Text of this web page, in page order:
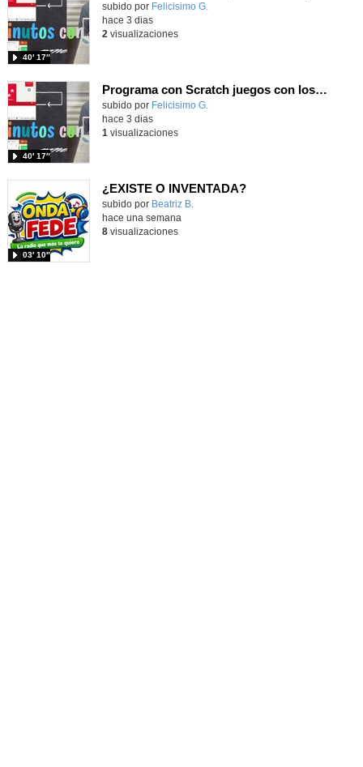
Contenido educativo.
subido por Felicisimo G.
40′ 17″
hace 3 dias
2 visualizaciones
Programa con Scratch juegos con los partidos del mundial 2026 ganados por España
Contenido educativo.
subido por Felicisimo G.
40′ 17″
hace 3 dias
1 visualizaciones
¿EXISTE O INVENTADA?
Contenido educativo.
subido por Beatriz B.
03′ 10″
hace una semana
8visualizaciones